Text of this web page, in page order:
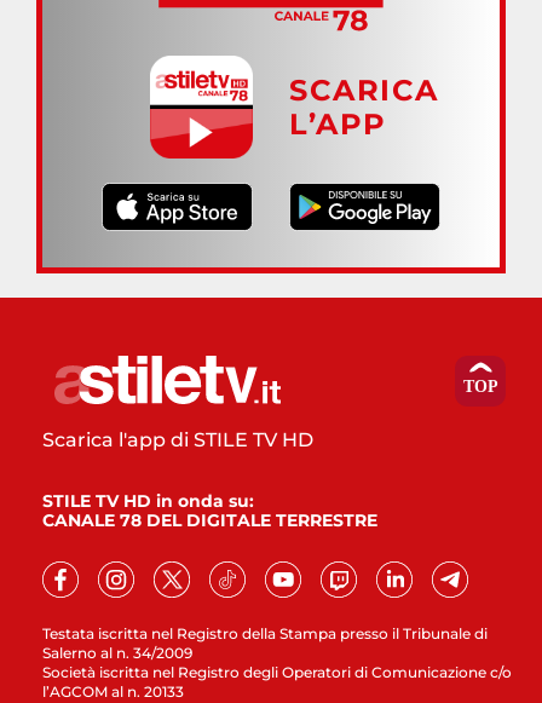
SCARICA
L’APP
Testata iscritta nel Registro della Stampa presso il Tribunale di
Salerno al n. 34/2009
Società iscritta nel Registro degli Operatori di Comunicazione c/o
l’AGCOM al n. 20133
Scarica l'app di STILE TV HD
STILE TV HD in onda su:
CANALE 78 DEL DIGITALE TERRESTRE